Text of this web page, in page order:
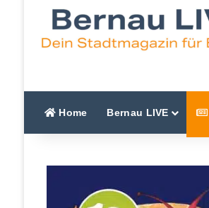
Home Bernau LIVE